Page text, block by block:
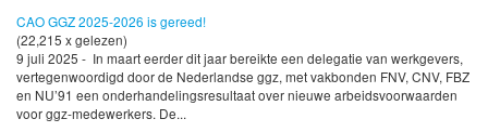
CAO GGZ 2025-2026 is gereed!
(22,215 x gelezen)
9 juli 2025 - In maart eerder dit jaar bereikte een delegatie van werkgevers,
vertegenwoordigd door de Nederlandse ggz, met vakbonden FNV, CNV, FBZ
en NU’91 een onderhandelingsresultaat over nieuwe arbeidsvoorwaarden
voor ggz-medewerkers. De...